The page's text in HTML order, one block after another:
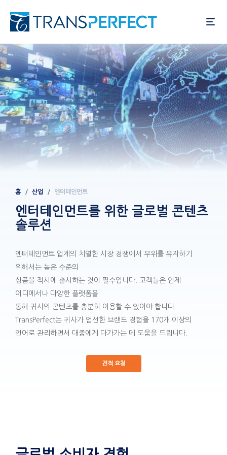
요
텐
츠
로
건
너
뛰
기
이동
경로
홈 산업 엔터테인먼트
엔터테인먼트를 위한 글로벌 콘텐츠
솔루션
엔터테인먼트 업계의 치열한 시장 경쟁에서 우위를 유지하기
위해서는 높은 수준의
상품을 적시에 출시하는 것이 필수입니다. 고객들은 언제
어디에서나 다양한 플랫폼을
통해 귀사의 콘텐츠를 충분히 이용할 수 있어야 합니다.
TransPerfect는 귀사가 엄선한 브랜드 경험을 170개 이상의
언어로 관리하면서 대중에게 다가가는 데 도움을 드립니다.
견적 요청